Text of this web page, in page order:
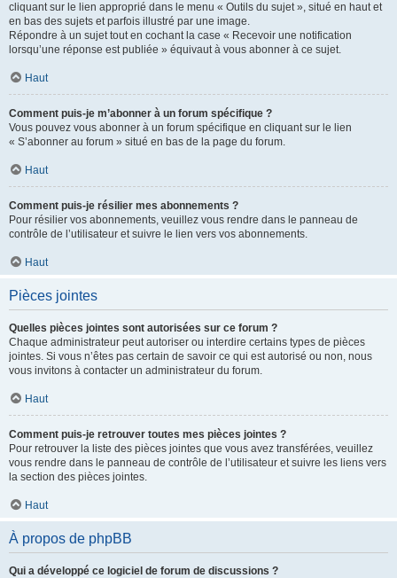
cliquant sur le lien approprié dans le menu « Outils du sujet », situé en haut et
en bas des sujets et parfois illustré par une image.
Répondre à un sujet tout en cochant la case « Recevoir une notification
lorsqu’une réponse est publiée » équivaut à vous abonner à ce sujet.
Haut
Comment puis-je m’abonner à un forum spécifique ?
Vous pouvez vous abonner à un forum spécifique en cliquant sur le lien
« S’abonner au forum » situé en bas de la page du forum.
Haut
Comment puis-je résilier mes abonnements ?
Pour résilier vos abonnements, veuillez vous rendre dans le panneau de
contrôle de l’utilisateur et suivre le lien vers vos abonnements.
Haut
Pièces jointes
Quelles pièces jointes sont autorisées sur ce forum ?
Chaque administrateur peut autoriser ou interdire certains types de pièces
jointes. Si vous n’êtes pas certain de savoir ce qui est autorisé ou non, nous
vous invitons à contacter un administrateur du forum.
Haut
Comment puis-je retrouver toutes mes pièces jointes ?
Pour retrouver la liste des pièces jointes que vous avez transférées, veuillez
vous rendre dans le panneau de contrôle de l’utilisateur et suivre les liens vers
la section des pièces jointes.
Haut
À propos de phpBB
Qui a développé ce logiciel de forum de discussions ?